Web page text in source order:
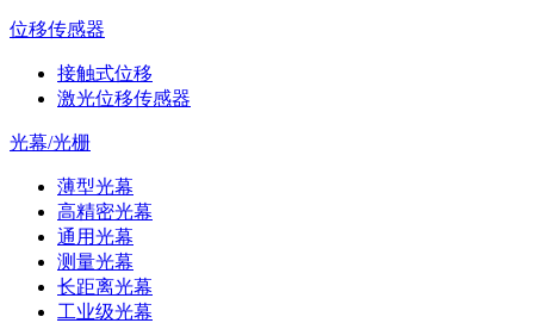
位移传感器
接触式位移
激光位移传感器
光幕/光栅
薄型光幕
高精密光幕
通用光幕
测量光幕
长距离光幕
工业级光幕